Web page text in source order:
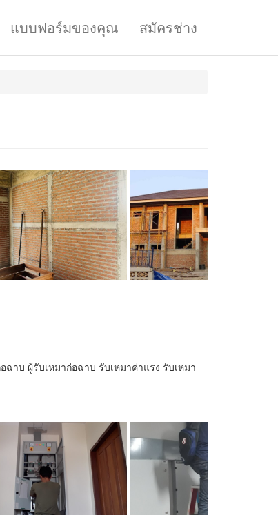
แบบฟอร์มของคุณ สมัครช่าง
าบ ผู้รับเหมาก่อฉาบ รับเหมาค่าแรง รับเหมา